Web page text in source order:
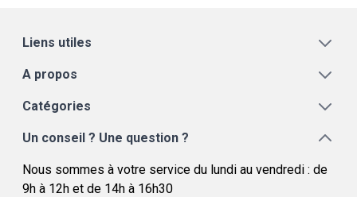
Liens utiles
A propos
Catégories
Un conseil ? Une question ?
Nous sommes à votre service du lundi au vendredi : de
9h à 12h et de 14h à 16h30